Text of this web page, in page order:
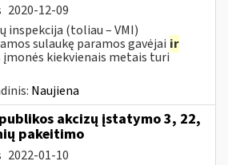
2020-12-09
inspekcija (toliau – VMI)
sulaukę paramos gavėjai ir
kiekvienais metais turi
Naujiena
akcizų įstatymo 3, 22,
pakeitimo
2022-01-10